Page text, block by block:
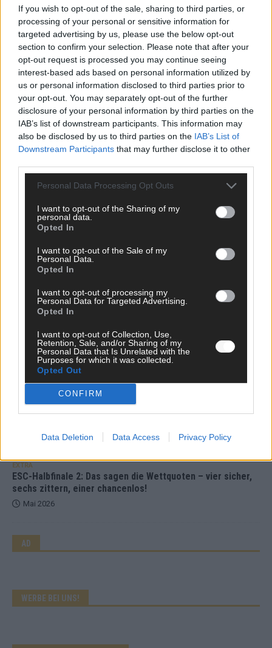
If you wish to opt-out of the sale, sharing to third parties, or
processing of your personal or sensitive information for
targeted advertising by us, please use the below opt-out
section to confirm your selection. Please note that after your
opt-out request is processed you may continue seeing
interest-based ads based on personal information utilized by
us or personal information disclosed to third parties prior to
your opt-out. You may separately opt-out of the further
disclosure of your personal information by third parties on the
IAB’s list of downstream participants. This information may
also be disclosed by us to third parties on the IAB’s List of
Downstream Participants that may further disclose it to other
Personal Data Processing Opt Outs
I want to opt-out of the Sharing of my
personal data.
Opted In
I want to opt-out of the Sale of my
Personal Data.
Opted In
I want to opt-out of processing my
Personal Data for Targeted Advertising.
Opted In
I want to opt-out of Collection, Use,
Retention, Sale, and/or Sharing of my
Personal Data that Is Unrelated with the
Purposes for which it was collected.
Opted Out
CONFIRM
Data Deletion Data Access Privacy Policy
Sendeplatz
August 2026
ESC 2027 in Bulgarien – und Deutschland sucht
schon seinen Act
EXTRA
August 2026
EXTRA
Monaco, Sallys Café, Westernbrauerei – der Europa-Park
2026 macht vieles neu
Juni 2026
DARA gewinnt verdient, Israel beunruhigend – unser
Kommentar zum ESC 2026
KOMMENTAR
aufgestiegen – alle 25 Acts im Kurzcheck
Mai 2026
JJ hat den Abend gerettet – der Rest des ESC-Halbfinales
war solide, aber kein Feuerwerk
EXTRA
ESC-Halbfinale 2: Das sagen die Wettquoten – vier sicher,
sechs zittern, einer chancenlos!
Mai 2026
AD
WERBE BEI UNS!